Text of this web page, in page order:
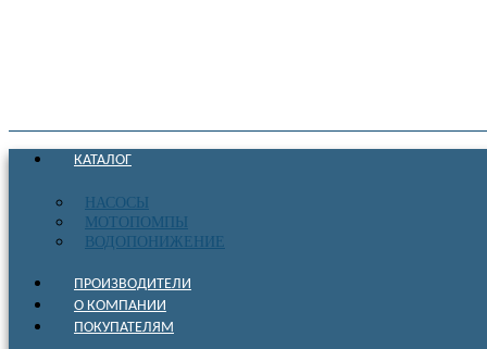
КАТАЛОГ
НАСОСЫ
МОТОПОМПЫ
ВОДОПОНИЖЕНИЕ
ПРОИЗВОДИТЕЛИ
О КОМПАНИИ
ПОКУПАТЕЛЯМ